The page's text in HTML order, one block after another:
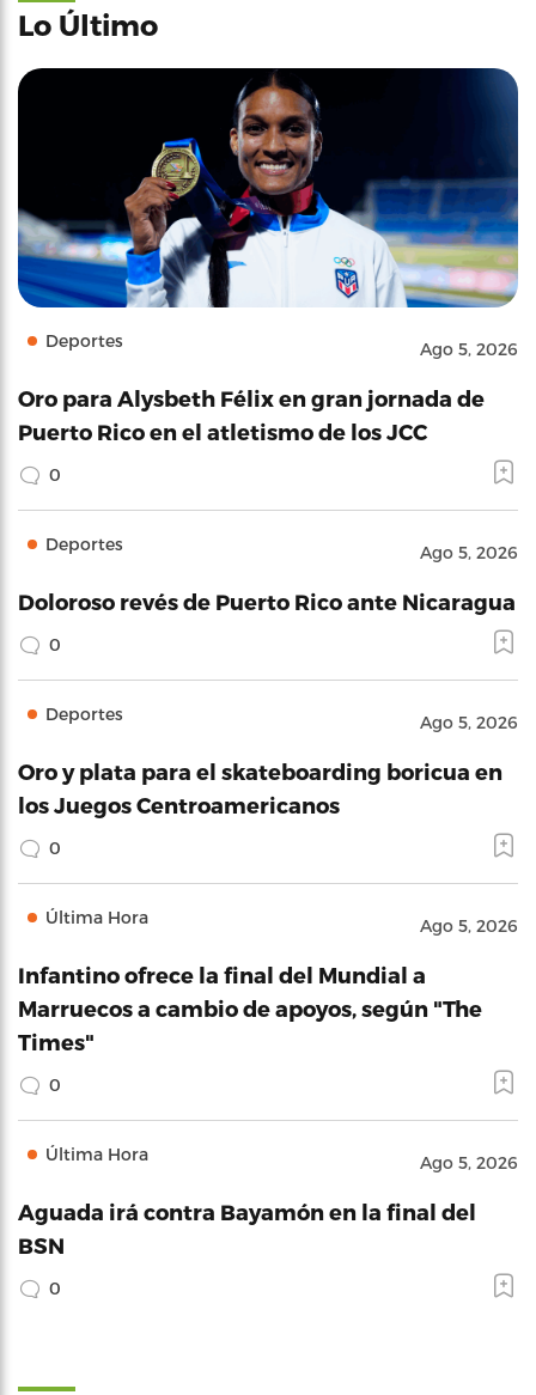
Lo Último
Deportes Ago 5, 2026
Oro para Alysbeth Félix en gran jornada de
Puerto Rico en el atletismo de los JCC
0
Deportes Ago 5, 2026
Doloroso revés de Puerto Rico ante Nicaragua
0
Deportes Ago 5, 2026
Oro y plata para el skateboarding boricua en
los Juegos Centroamericanos
0
Última Hora Ago 5, 2026
Infantino ofrece la final del Mundial a
Marruecos a cambio de apoyos, según "The
Times"
0
Última Hora Ago 5, 2026
Aguada irá contra Bayamón en la final del
BSN
0